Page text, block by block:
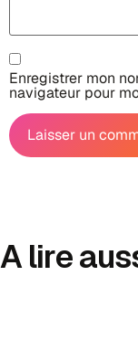
Enregistrer mon
navigateur pour
A lire